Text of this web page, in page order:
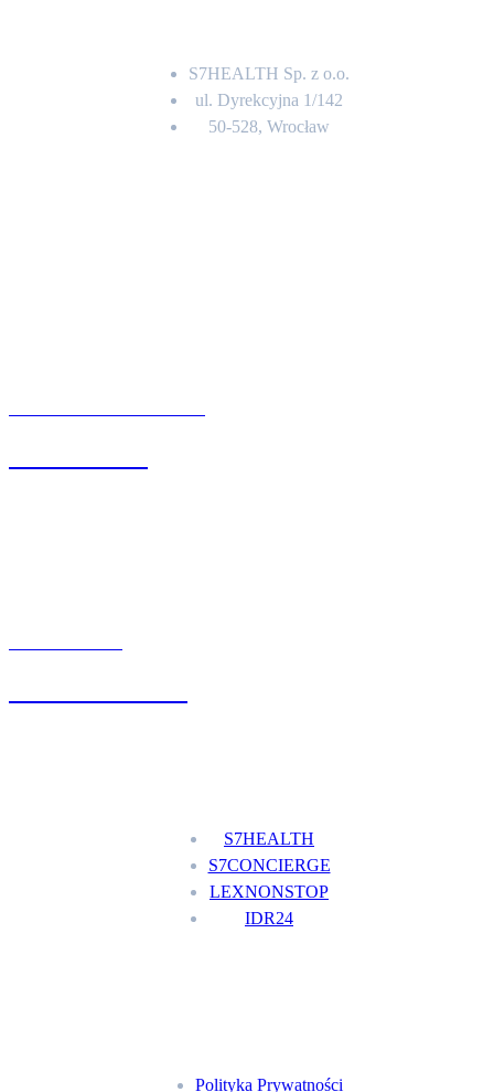
S7HEALTH Sp. z o.o.
ul. Dyrekcyjna 1/142
50-528, Wrocław
S7HEALTH
S7CONCIERGE
LEXNONSTOP
IDR24
Polityka Prywatności